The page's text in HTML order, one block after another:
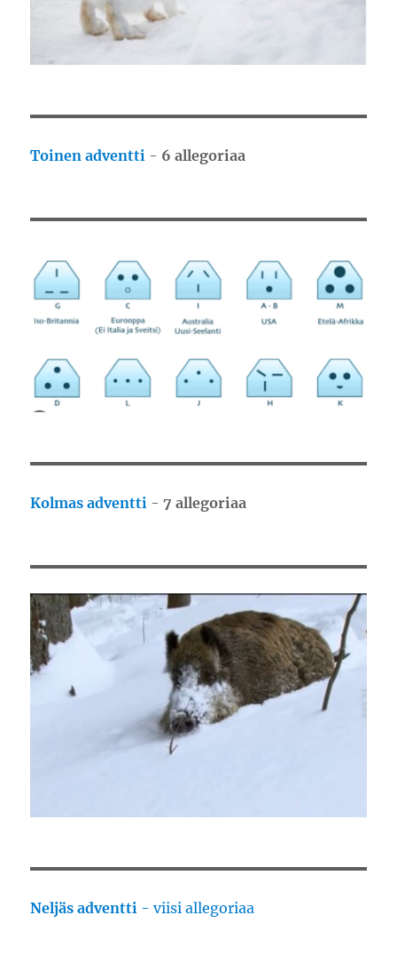
Toinen adventti - 6 allegoriaa
Kolmas adventti -7 allegoriaa
Neljäs adventti - viisi allegoriaa